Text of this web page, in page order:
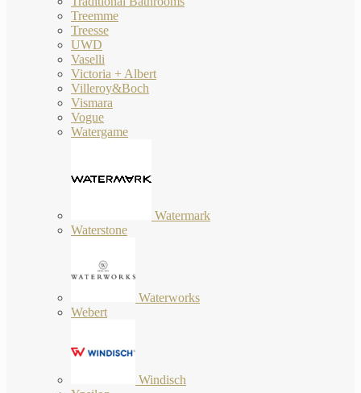
Treemme
Treesse
UWD
Vaselli
Victoria + Albert
Villeroy&Boch
Vismara
Vogue
Watergame
Watermark
Waterstone
Waterworks
Webert
Windisch